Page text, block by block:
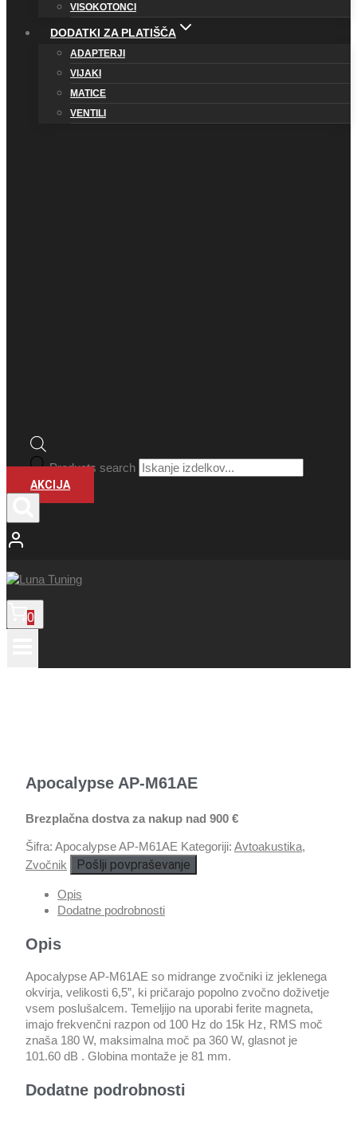
VISOKOTONCI
DODATKI ZA PLATIŠČA
ADAPTERJI
VIJAKI
MATICE
VENTILI
Products search
AKCIJA
0
Apocalypse AP-M61AE
Brezplačna dostva za nakup nad 900 €
Šifra: Apocalypse AP-M61AE Kategoriji: Avtoakustika,
Zvočnik
Pošlji povpraševanje
Opis
Dodatne podrobnosti
Opis
Apocalypse AP-M61AE so midrange zvočniki iz jeklenega
okvirja, velikosti 6,5”, ki pričarajo popolno zvočno doživetje
vsem poslušalcem. Temeljijo na uporabi ferite magneta,
imajo frekvenčni razpon od 100 Hz do 15k Hz, RMS moč
znaša 180 W, maksimalna moč pa 360 W, glasnot je
101.60 dB . Globina montaže je 81 mm.
Dodatne podrobnosti